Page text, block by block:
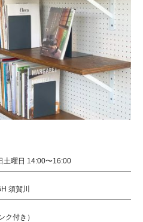
土曜日 14:00〜16:00
須賀川
ク付き）